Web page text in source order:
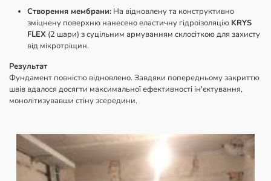
Створення мембрани: На відновлену та конструктивно
зміцнену поверхню нанесено еластичну гідроізоляцію KRYS
FLEX (2 шари) з суцільним армуванням склосіткою для захисту
від мікротріщин.
Результат
Фундамент повністю відновлено. Завдяки попередньому закриттю
швів вдалося досягти максимальної ефективності ін'єктування,
монолітизувавши стіну зсередини.